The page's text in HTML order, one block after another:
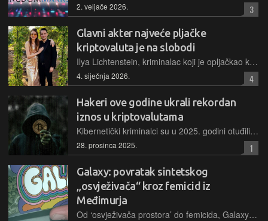
2. veljače 2026. 3
Glavni akter najveće pljačke
kriptovaluta je na slobodi
Ilya Lichtenstein, kriminalac koji je opljačkao kriptomjenjačnicu Bitfinex i bio uhvaćen te poslan u zatvor na pet godina, pušten je na slobodu ranije te najavljuje da će imati pozitivnu karijeru u cybersigurnosti
4. siječnja 2026. 4
Hakeri ove godine ukrali rekordan
iznos u kriptovalutama
Kibernetički kriminalci su u 2025. godini otuđili povijesno najviši iznos čije procjene variraju, pri čemu su sjevernokorejski hakeri odgovorni za najveću pojedinačnu pljačku, kad je žrtvom postao Bybit
28. prosinca 2025. 1
Galaxy: povratak sintetskog
„osvježivača“ kroz femicid iz
Međimurja
Od ‘osvježivača prostora’ do femicida, Galaxy je postao opasni povratnik na balkansko tržište narkotika, molekula koja mijenja mozak, ponašanje i sigurnosnu sliku socijalno osjetljivih skupina